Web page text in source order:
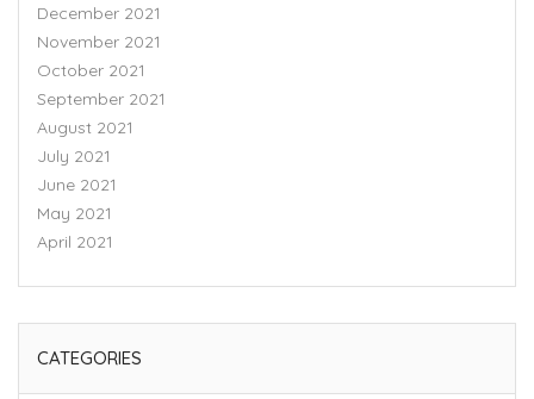
December 2021
November 2021
October 2021
September 2021
August 2021
July 2021
June 2021
May 2021
April 2021
CATEGORIES